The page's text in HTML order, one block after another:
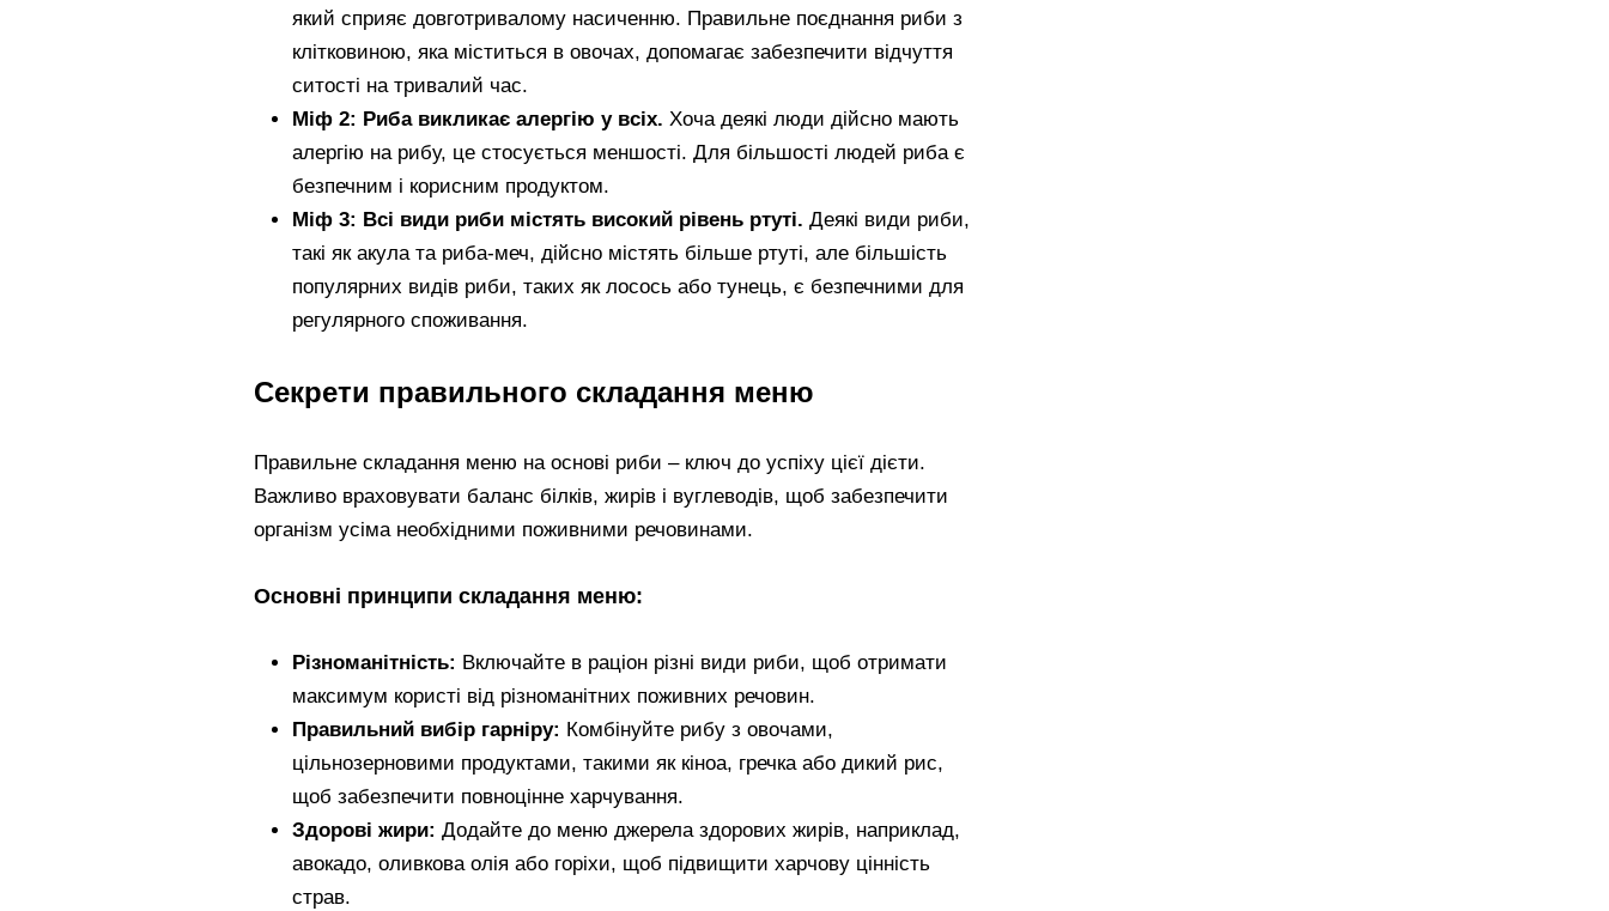
який сприяє довготривалому насиченню. Правильне поєднання риби з
клітковиною, яка міститься в овочах, допомагає забезпечити відчуття
ситості на тривалий час.
Міф 2: Риба викликає алергію у всіх. Хоча деякі люди дійсно мають
алергію на рибу, це стосується меншості. Для більшості людей риба є
безпечним і корисним продуктом.
Міф 3: Всі види риби містять високий рівень ртуті. Деякі види риби,
такі як акула та риба-меч, дійсно містять більше ртуті, але більшість
популярних видів риби, таких як лосось або тунець, є безпечними для
регулярного споживання.
Секрети правильного складання меню
Правильне складання меню на основі риби – ключ до успіху цієї дієти.
Важливо враховувати баланс білків, жирів і вуглеводів, щоб забезпечити
організм усіма необхідними поживними речовинами.
Основні принципи складання меню:
Різноманітність: Включайте в раціон різні види риби, щоб отримати
максимум користі від різноманітних поживних речовин.
Правильний вибір гарніру: Комбінуйте рибу з овочами,
цільнозерновими продуктами, такими як кіноа, гречка або дикий рис,
щоб забезпечити повноцінне харчування.
Здорові жири: Додайте до меню джерела здорових жирів, наприклад,
авокадо, оливкова олія або горіхи, щоб підвищити харчову цінність
страв.